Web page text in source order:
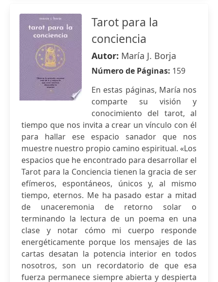
Tarot para la
conciencia
Autor: María J. Borja
Número de Páginas: 159
En estas páginas, María nos
comparte su visión y
conocimiento del tarot, al
tiempo que nos invita a crear un vínculo con él
para hallar ese espacio sanador que nos
muestre nuestro propio camino espiritual. «Los
espacios que he encontrado para desarrollar el
Tarot para la Conciencia tienen la gracia de ser
efímeros, espontáneos, únicos y, al mismo
tiempo, eternos. Me ha pasado estar a mitad
de unaceremonia de retorno solar o
terminando la lectura de un poema en una
clase y notar cómo mi cuerpo responde
energéticamente porque los mensajes de las
cartas desatan la potencia interior en todos
nosotros, son un recordatorio de que esa
fuerza permanece siempre abierta y despierta